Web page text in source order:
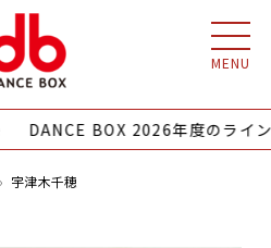
MENU
DANCE BOX 2026年度のライ
宇津木千穂